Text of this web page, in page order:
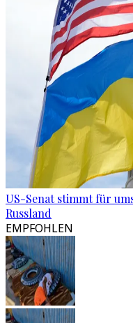
US-Senat stimmt für
Russland
EMPFOHLEN